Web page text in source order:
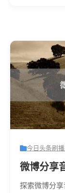
今日头条刷
微博分享
探索微博分